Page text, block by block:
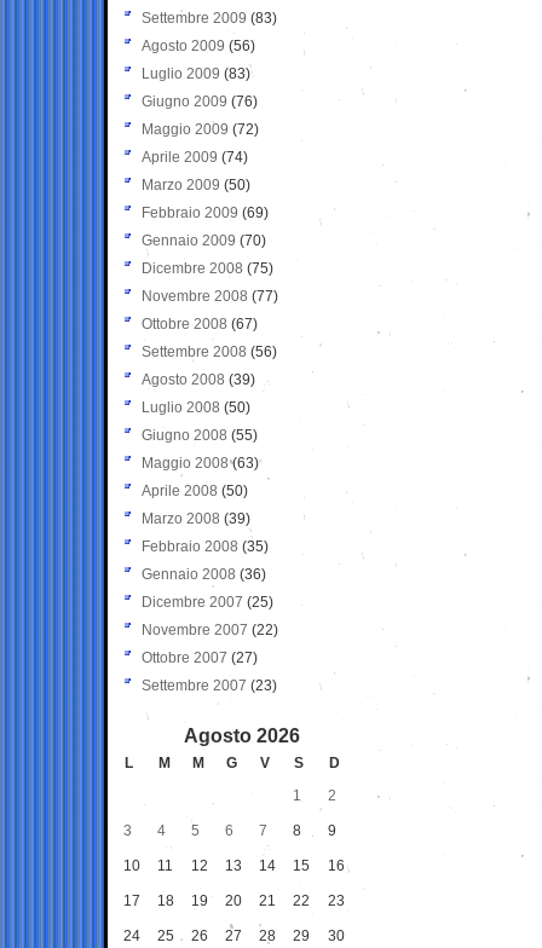
Settembre 2009 (83)
Agosto 2009 (56)
Luglio 2009 (83)
Giugno 2009 (76)
Maggio 2009 (72)
Aprile 2009 (74)
Marzo 2009 (50)
Febbraio 2009 (69)
Gennaio 2009 (70)
Dicembre 2008 (75)
Novembre 2008 (77)
Ottobre 2008 (67)
Settembre 2008 (56)
Agosto 2008 (39)
Luglio 2008 (50)
Giugno 2008 (55)
Maggio 2008(63)
Aprile 2008 (50)
Marzo 2008 (39)
Febbraio 2008 (35)
Gennaio 2008 (36)
Dicembre 2007 (25)
Novembre 2007 (22)
Ottobre 2007 (27)
Settembre 2007 (23)
Agosto 2026
L M M G V S
D
1
2
3 4 5 6 7 8 9
10 11 12 13 14 15 16
17 18 19 20 21 22 23
24 25 26 27 28 29 30